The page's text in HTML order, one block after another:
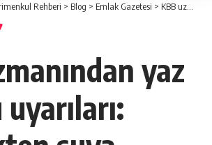
Rehberi > Blog > Emlak Gazetesi > KBB uzmanından yaz sezonu uyarıları: Yüksekten suya atlamak kulak zarını yırtabilir!
yaz